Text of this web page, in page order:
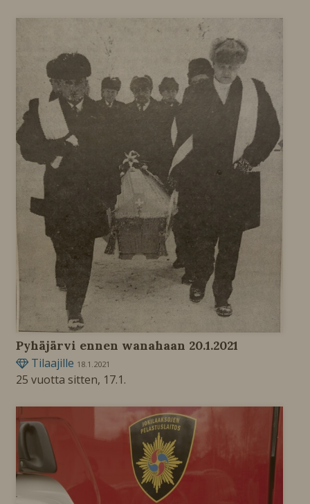
Pyhäjärvi ennen wanahaan 20.1.2021
Tilaajille 18.1.2021
25 vuotta sitten, 17.1.